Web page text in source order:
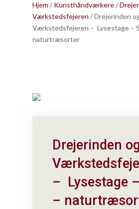
Hjem / Kunsthåndværkere/
Værkstedsfejeren / Drejerinden
Værkstedsfejeren – Lysestage –
naturtræsorter
Drejerinden
– Lysestage
–